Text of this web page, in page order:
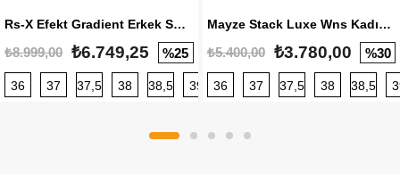
Rs-X Efekt Gradient Erkek Sneaker
₺8.999,00 ₺6.749,25 %25
36 37 37,5 38 38,5 39 40 40,5 41 42 42,5
Mayze Stack Luxe Wns Kadın Sneaker
₺5.400,00 ₺3.780,00 %30
36 37 37,5 38 38,5